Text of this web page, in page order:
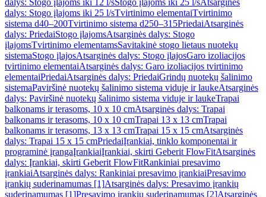
dalys: Stogo įlajoms iki 12 l/sStogo įlajoms iki 25 l/sAtsarginės
dalys: Stogo įlajoms iki 25 l/sTvirtinimo elementaiTvirtinimo
sistema d40–200Tvirtinimo sistema d250–315PriedaiAtsarginės
dalys: PriedaiStogo įlajomsAtsarginės dalys: Stogo
įlajomsTvirtinimo elementamsSavitakinė stogo lietaus nuotekų
sistemaStogo įlajosAtsarginės dalys: Stogo įlajosGaro izoliacijos
tvirtinimo elementaiAtsarginės dalys: Garo izoliacijos tvirtinimo
elementaiPriedaiAtsarginės dalys: PriedaiGrindų nuotekų šalinimo
sistemaPaviršinė nuotekų šalinimo sistema viduje ir laukeAtsarginės
dalys: Paviršinė nuotekų šalinimo sistema viduje ir laukeTrapai
balkonams ir terasoms, 10 x 10 cmAtsarginės dalys: Trapai
balkonams ir terasoms, 10 x 10 cmTrapai 13 x 13 cmTrapai
balkonams ir terasoms, 13 x 13 cmTrapai 15 x 15 cmAtsarginės
dalys: Trapai 15 x 15 cmPriedaiĮrankiai, tinklo komponentai ir
programinė įrangaĮrankiaiĮrankiai, skirti Geberit FlowFitAtsarginės
dalys: Įrankiai, skirti Geberit FlowFitRankiniai presavimo
įrankiaiAtsarginės dalys: Rankiniai presavimo įrankiaiPresavimo
įrankių suderinamumas [1]Atsarginės dalys: Presavimo įrankių
suderinamumas [1]Presavimo įrankių suderinamumas [2]Atsarginės